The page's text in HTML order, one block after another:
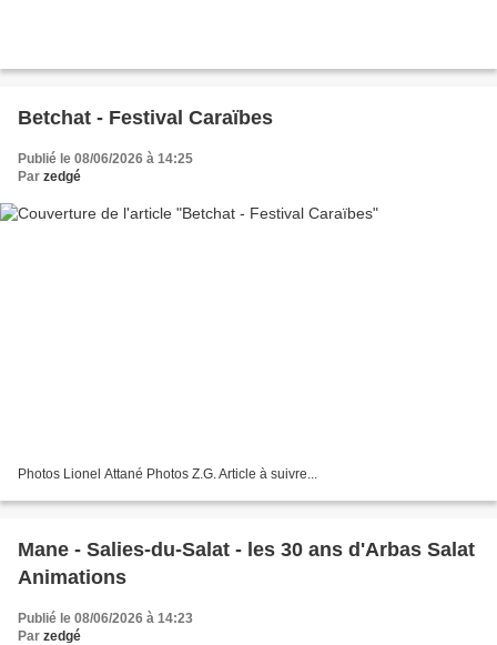
Betchat - Festival Caraïbes
Publié le 08/06/2026 à 14:25
Par zedgé
Photos Lionel Attané Photos Z.G. Article à suivre...
Mane - Salies-du-Salat - les 30 ans d'Arbas Salat
Animations
Publié le 08/06/2026 à 14:23
Par zedgé